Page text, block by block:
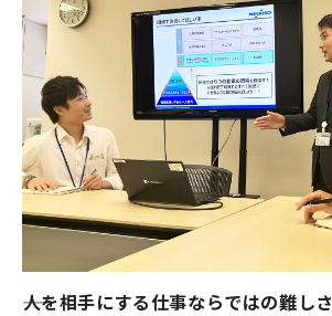
――人を相手にする仕事ならではの難し